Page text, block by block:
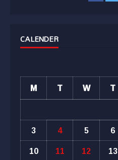
CALENDER
M T W T
3
4 5 6
10
11 12 13